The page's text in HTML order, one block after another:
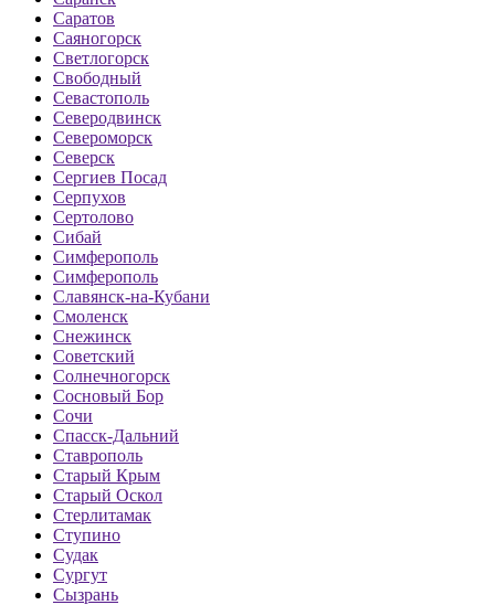
Саратов
Саяногорск
Светлогорск
Свободный
Севастополь
Северодвинск
Североморск
Северск
Сергиев Посад
Серпухов
Сертолово
Сибай
Симферополь
Симферополь
Славянск-на-Кубани
Смоленск
Снежинск
Советский
Солнечногорск
Сосновый Бор
Сочи
Спасск-Дальний
Ставрополь
Старый Крым
Старый Оскол
Стерлитамак
Ступино
Судак
Сургут
Сызрань